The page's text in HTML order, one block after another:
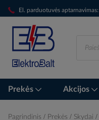
El. parduotuvės aptarnavimas:
Skip
to
Content
Prekės Akcijos
Pagrindinis Prekės Skydai